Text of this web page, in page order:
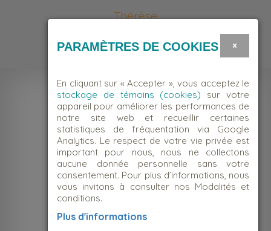
Thérèse
NOUS JOINDRE
×
PARAMÈTRES DE COOKIES
En cliquant sur « Accepter », vous acceptez le
stockage de témoins (cookies) sur votre
appareil pour améliorer les performances de
notre site web et recueillir certaines
statistiques de fréquentation via Google
Analytics. Le respect de votre vie privée est
important pour nous, nous ne collectons
aucune donnée personnelle sans votre
consentement. Pour plus d’informations, nous
vous invitons à consulter nos Modalités et
conditions.
Plus d'informations